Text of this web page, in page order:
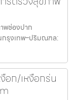
พช่องปาก
รุงเทพ–ปริมณฑล:
อก/เหงือกร่น